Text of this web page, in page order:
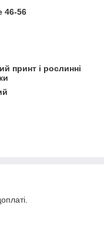
46-56
принт і рослинні